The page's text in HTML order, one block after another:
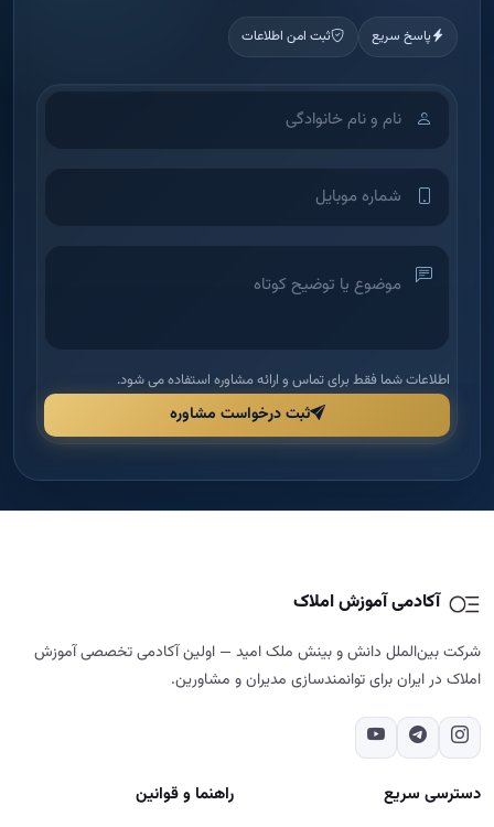
پاسخ سریع ثبت امن اطلاعات
اطلاعات شما فقط برای تماس و ارائه مشاوره استفاده می شود.
ثبت درخواست مشاوره
آکادمی آموزش املاک
شرکت بین‌الملل دانش و بینش ملک امید — اولین آکادمی تخصصی آموزش
املاک در ایران برای توانمندسازی مدیران و مشاورین.
دسترسی سریع راهنما و قوانین